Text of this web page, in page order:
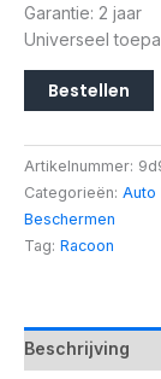
Garantie: 2 jaar
Universeel
Bestellen
Artikelnummer:
Categorieën: Auto
Beschermen
Tag: Racoon
Beschrijving